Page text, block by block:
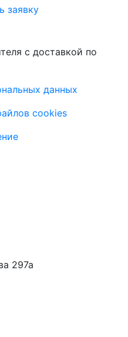
заявку
с доставкой по
данных
cookies
297а